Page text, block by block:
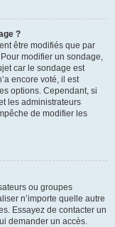
?
être modifiés que par
modifier un sondage,
car le sondage est
encore voté, il est
options. Cependant, si
les administrateurs
de modifier les
ou groupes
n’importe quelle autre
Essayez de contacter un
demander un accès.